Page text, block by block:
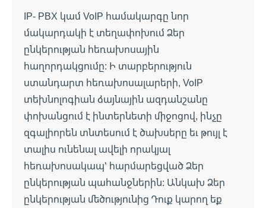
IP- PBX կամ VoIP համակարգը նոր
մակարդակի է տեղափոխում Ձեր
ընկերության հեռախոսային
հաղորդակցումը: Ի տարբերություն
ստանդարտ հեռախոսալարերի, VoIP
տեխնոլոգիան ձայնային ազդանշանը
փոխանցում է ինտերնետի միջոցով, ինչը
զգալիորեն տնտեսում է ծախսերը եւ թույլ է
տալիս ունենալ ավելի որակյալ
հեռախոսակապ՝ հարմարեցված Ձեր
ընկերության պահանջներին: Անկախ Ձեր
ընկերության մեծությունից Դուք կարող եք